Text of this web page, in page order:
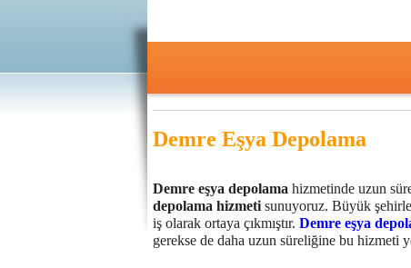
Demre Eşya Depolama
Demre eşya depolama hizmetinde uzun
depolama hizmeti sunuyoruz. Büyük
iş olarak ortaya çıkmıştır. Demre eşya
gerekse de daha uzun süreliğine bu hizmeti